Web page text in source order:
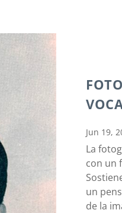
Jun 19,
La
con un
un
de la